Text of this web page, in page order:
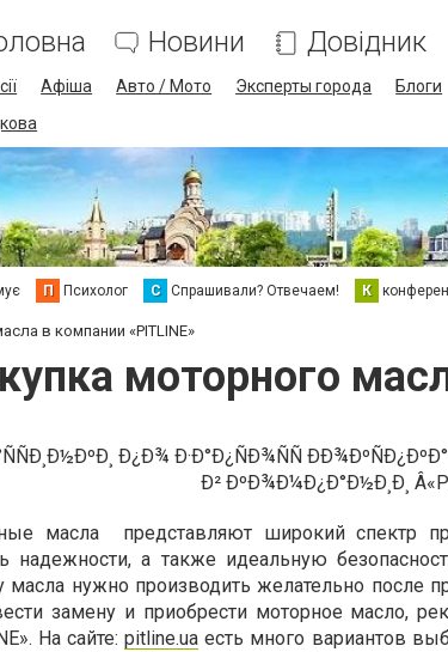
Новини Довідник
Афіша Авто / Мото Эксперты города Блоги
П Психолог С Спрашивали? Отвечаем! К
в компании «PITLINE»
моторного
масла представляют широкий спектр
надежности, а также идеальную
масла нужно производить желательно после
замену и приобрести моторное масло,
На сайте:pitline.ua есть много вариантов